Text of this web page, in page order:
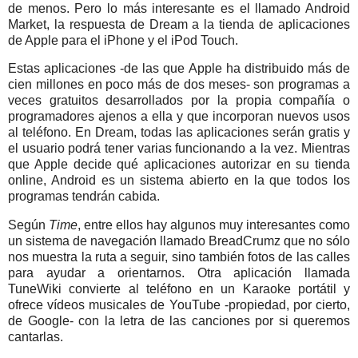
de menos. Pero lo más interesante es el llamado Android
Market, la respuesta de Dream a la tienda de aplicaciones
de Apple para el iPhone y el iPod Touch.
Estas aplicaciones -de las que Apple ha distribuido más de
cien millones en poco más de dos meses- son programas a
veces gratuitos desarrollados por la propia compañía o
programadores ajenos a ella y que incorporan nuevos usos
al teléfono. En Dream, todas las aplicaciones serán gratis y
el usuario podrá tener varias funcionando a la vez. Mientras
que Apple decide qué aplicaciones autorizar en su tienda
online, Android es un sistema abierto en la que todos los
programas tendrán cabida.
Según Time, entre ellos hay algunos muy interesantes como
un sistema de navegación llamado BreadCrumz que no sólo
nos muestra la ruta a seguir, sino también fotos de las calles
para ayudar a orientarnos. Otra aplicación llamada
TuneWiki convierte al teléfono en un Karaoke portátil y
ofrece vídeos musicales de YouTube -propiedad, por cierto,
de Google- con la letra de las canciones por si queremos
cantarlas.